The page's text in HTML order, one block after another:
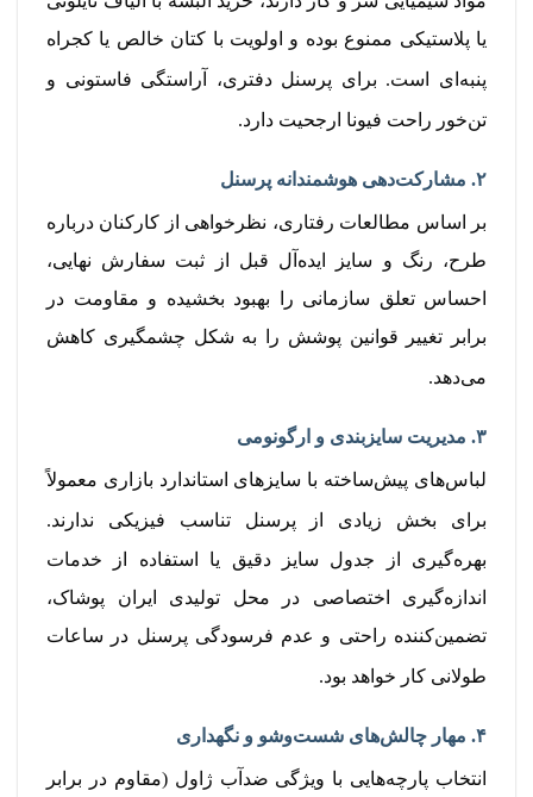
یا پلاستیکی ممنوع بوده و اولویت با کتان خالص یا کجراه
پنبه‌ای است. برای پرسنل دفتری، آراستگی فاستونی و
تن‌خور راحت فیونا ارجحیت دارد.
۲. مشارکت‌دهی هوشمندانه پرسنل
بر اساس مطالعات رفتاری، نظرخواهی از کارکنان درباره
طرح، رنگ و سایز ایده‌آل قبل از ثبت سفارش نهایی،
احساس تعلق سازمانی را بهبود بخشیده و مقاومت در
برابر تغییر قوانین پوشش را به شکل چشمگیری کاهش
می‌دهد.
۳. مدیریت سایزبندی و ارگونومی
لباس‌های پیش‌ساخته با سایزهای استاندارد بازاری معمولاً
برای بخش زیادی از پرسنل تناسب فیزیکی ندارند.
بهره‌گیری از جدول سایز دقیق یا استفاده از خدمات
اندازه‌گیری اختصاصی در محل تولیدی ایران پوشاک،
تضمین‌کننده راحتی و عدم فرسودگی پرسنل در ساعات
طولانی کار خواهد بود.
۴. مهار چالش‌های شست‌وشو و نگهداری
انتخاب پارچه‌هایی با ویژگی ضدآب ژاول (مقاوم در برابر